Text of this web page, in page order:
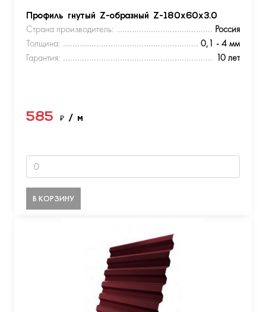
Профиль гнутый Z-образный Z-180х60х3.0
Страна производитель:
Россия
Толщина:
0,1 - 4 мм
Гарантия:
10 лет
585 ₽ / м
В КОРЗИНУ